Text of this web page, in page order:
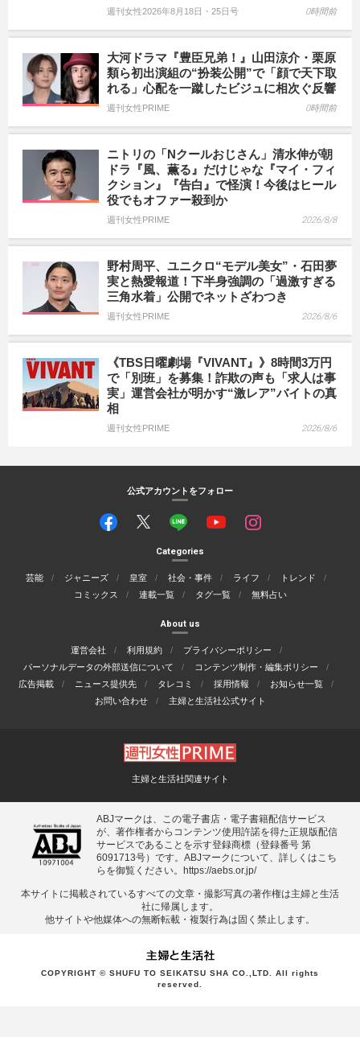
週刊女性2026年8月18日・25日号 0時間前
大河ドラマ『豊臣兄弟！』山田涼介・栗原
類ら初出演組の“扮装公開”で「顔で天下取
れる」心配を一蹴したビジュに相次ぐ反響
週刊女性PRIME 0時間前
ニトリの「Nクールおじさん」清水伸が朝
ドラ『風、薫る』だけじゃな『マイ・フィ
クション』『告白』で怪演！今後はヒール
役でもオファー殺到か
週刊女性PRIME 2026/8/8
野村周平、ユニクロ“モデル美女”・石田夢
実と熱愛報道！下半身強調の「過激すぎる
三角水着」公開でネットざわつき
週刊女性PRIME 2026/8/6
《TBS日曜劇場『VIVANT』》8時間3万円
で「別班」を募集！詐欺の声も「求人は事
実」運営会社が明かす“激レア”バイトの真
相
週刊女性PRIME 2026/8/6
公式アカウントをフォロー
Categories
芸能 ジャニーズ 皇室 社会・事件 ライフ
トレンド
コミックス
連載一覧 タグ一覧 無料占い
About us
運営会社 利用規約
プライバシーポリシー
パーソナルデータの外部送信について
コンテンツ制作・編集ポリシー
広告掲載
ニュース提供先 タレコミ 採用情報
お知らせ一覧
お問い合わせ
主婦と生活社公式サイト
主婦と生活社関連サイト
ABJマークは、この電子書店・電子書籍配信サービス
が、著作権者からコンテンツ使用許諾を得た正規版配信
サービスであることを示す登録商標（登録番号 第
6091713号）です。ABJマークについて、詳しくはこち
らを御覧ください。
https://aebs.or.jp/
本サイトに掲載されているすべての⽂章・撮影写真の著作権は主婦と⽣活
社に帰属します。
他サイトや他媒体への無断転載・複製⾏為は固く禁⽌します。
COPYRIGHT © SHUFU TO SEIKATSU SHA CO.,LTD. All rights
reserved.